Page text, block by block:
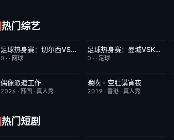
热门综艺
今日更新 5.0足球热身赛：切尔西VS尤文图斯20260805
0 · · 网球
今日更新 8.0足球热身赛：曼城VSK联赛全明星20260805
0 · · 足球
已完结
偶像派遣工作
2026 · 韩国 · 真人秀
更新至第334期
晚吹 - 空肚講宵夜
2019 ·香港 ·真人秀
热门短剧